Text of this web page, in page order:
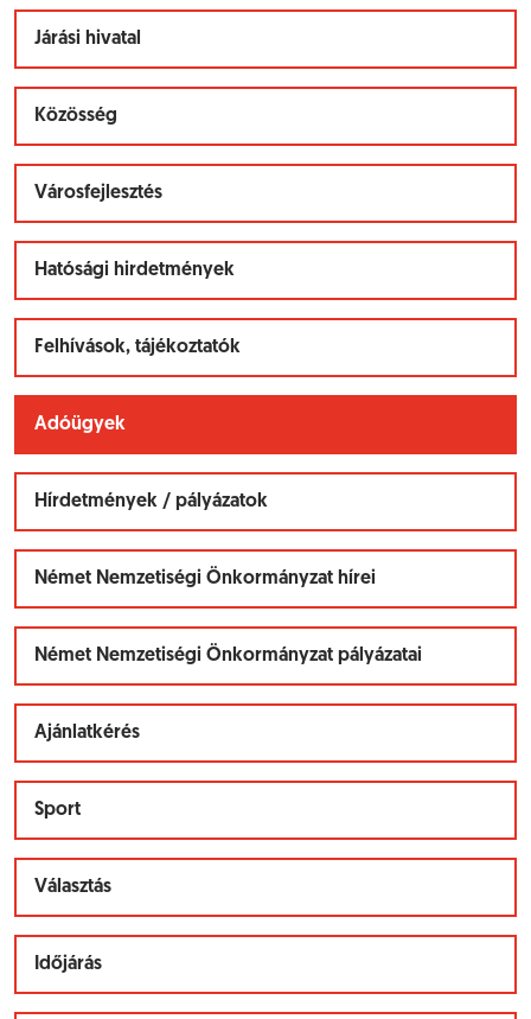
Járási hivatal
Közösség
Városfejlesztés
Hatósági hirdetmények
Felhívások, tájékoztatók
Adóügyek
Hírdetmények / pályázatok
Német Nemzetiségi Önkormányzat hírei
Német Nemzetiségi Önkormányzat pályázatai
Ajánlatkérés
Sport
Választás
Időjárás